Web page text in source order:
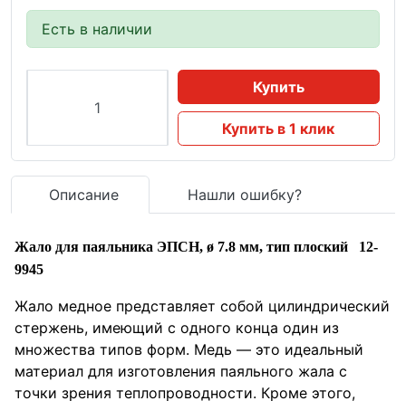
Есть в наличии
Купить
Купить в 1 клик
Описание Нашли ошибку?
Жало для паяльника ЭПСН, ø 7.8 мм, тип плоский 12-
9945
Жало медное представляет собой цилиндрический
стержень, имеющий с одного конца один из
множества типов форм. Медь — это идеальный
материал для изготовления паяльного жала с
точки зрения теплопроводности. Кроме этого,